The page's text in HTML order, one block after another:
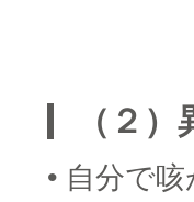
（２
• 自分で